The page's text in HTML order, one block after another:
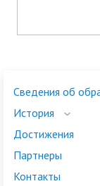
Сведения об
История
Достижения
Партнеры
Контакты